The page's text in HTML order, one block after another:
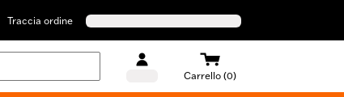
Traccia ordine
Carrello (0)